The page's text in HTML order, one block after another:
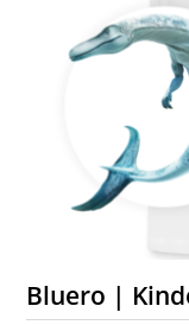
Bluero |